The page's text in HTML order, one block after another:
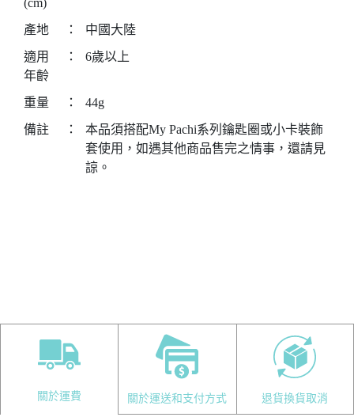
(cm)
產地 ：
中國大陸
適用
年齡
： 6歲以上
重量 ：
44g
備註
：
本品須搭配My Pachi系列鑰匙圈或小卡裝飾
套使用，如遇其他商品售完之情事，還請見
諒。
關於運費 關於運送和支付方式 退貨換貨取消